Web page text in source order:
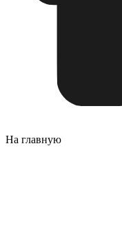
На главную